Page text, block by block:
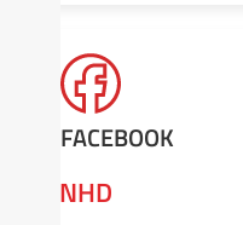
FACEBOOK
NHD